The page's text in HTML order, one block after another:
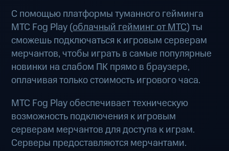
С помощью платформы туманного гейминга
МТС Fog Play (облачный гейминг от МТС) ты
сможешь подключаться к игровым серверам
мерчантов, чтобы играть в самые популярные
новинки на слабом ПК прямо в браузере,
оплачивая только стоимость игрового часа.
МТС Fog Play обеспечивает техническую
возможность подключения к игровым
серверам мерчантов для доступа к играм.
Серверы предоставляются мерчантами.